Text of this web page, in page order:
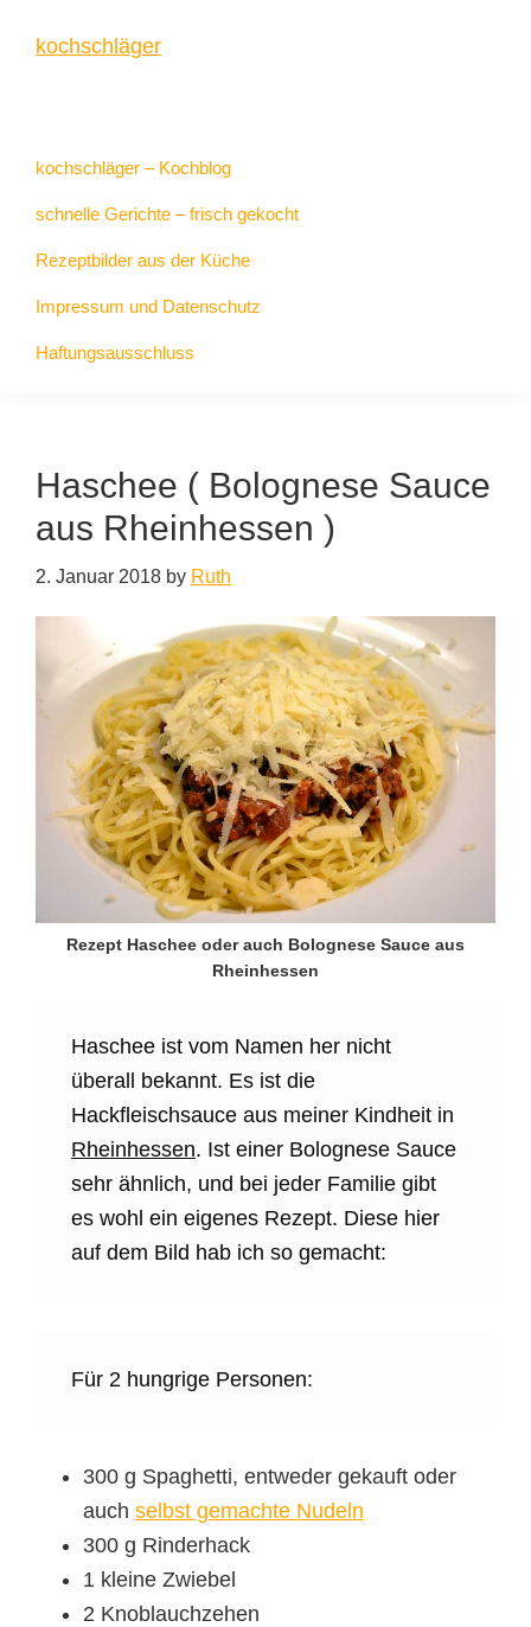
Hauptnavigation
Inhalt
Seitenspalte
kochschläger
kochschläger – Kochblog
schnelle Gerichte – frisch gekocht
Rezeptbilder aus der Küche
Impressum und Datenschutz
Haftungsausschluss
Haschee ( Bolognese Sauce
aus Rheinhessen )
2. Januar 2018 by Ruth
Rezept Haschee oder auch Bolognese Sauce aus
Rheinhessen
Haschee ist vom Namen her nicht
überall bekannt. Es ist die
Hackfleischsauce aus meiner Kindheit in
Rheinhessen. Ist einer Bolognese Sauce
sehr ähnlich, und bei jeder Familie gibt
es wohl ein eigenes Rezept. Diese hier
auf dem Bild hab ich so gemacht:
Für 2 hungrige Personen:
300 g Spaghetti, entweder gekauft oder
auch selbst gemachte Nudeln
300 g Rinderhack
1 kleine Zwiebel
2 Knoblauchzehen